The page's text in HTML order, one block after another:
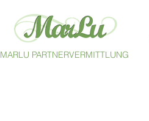
MARLU PARTNERVERMITTLUNG